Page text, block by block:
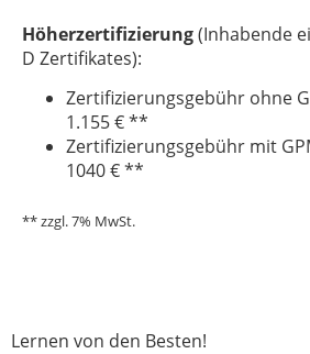
Höherzertifizierung(Inhabende
D Zertifikates):
Zertifizierungsgebühr ohne
1.155 € **
Zertifizierungsgebühr mit
1040 € **
** zzgl. 7% MwSt.
Lernen von den Besten!